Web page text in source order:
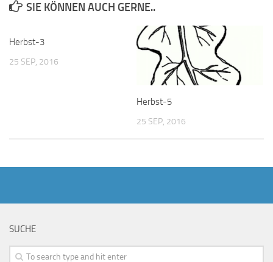
SIE KÖNNEN AUCH GERNE..
Herbst-3
25 SEP, 2016
Herbst-5
25 SEP, 2016
SUCHE